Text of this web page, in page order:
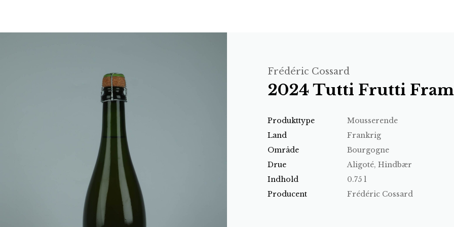
Frédéric Cossard
2024 Tutti Frutti
Produkttype
Mousserende
Land
Frankrig
Område
Bourgogne
Drue
Aligoté, Hindbær
Indhold
0.75 l
Producent
Frédéric Cossard